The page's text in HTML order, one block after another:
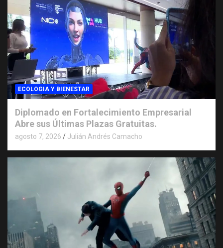
ECOLOGIA Y BIENESTAR
Diplomado en Fortalecimiento Empresarial
Abre sus Últimas Plazas Gratuitas.
agosto 7, 2026 Julián Andrés Camacho